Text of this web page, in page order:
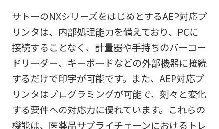
サトーのNXシリーズをはじめとするAEP対応プ
リンタは、内部処理能力を備えており、PCに
接続することなく、計量器や手持ちのバーコー
ドリーダー、キーボードなどの外部機器に接続
するだけで印字が可能です。また、AEP対応プ
リンタはプログラミングが可能で、刻々と変化
する要件への対応力に優れています。これらの
機能は、医薬品サプライチェーンにおけるトレ